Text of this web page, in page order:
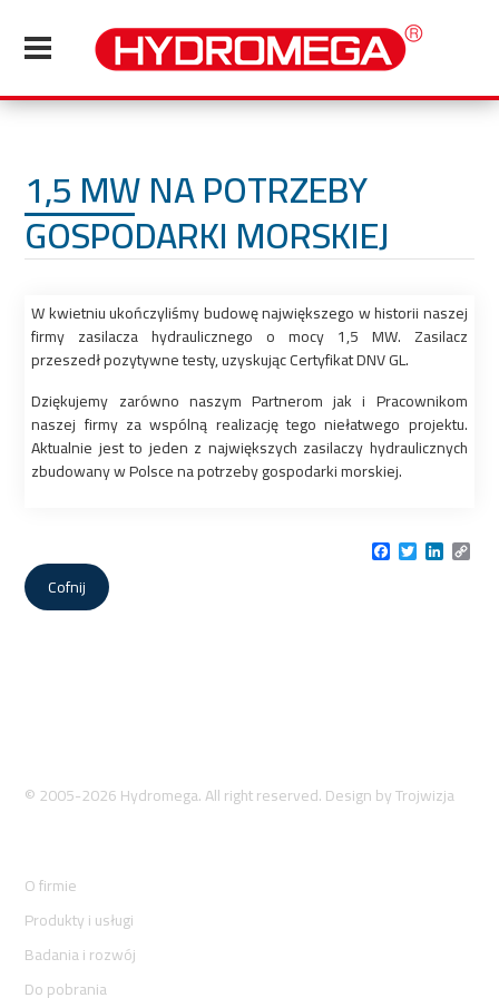
1,5 MW NA POTRZEBY
GOSPODARKI MORSKIEJ
W kwietniu ukończyliśmy budowę największego w historii naszej
firmy zasilacza hydraulicznego o mocy 1,5 MW. Zasilacz
przeszedł pozytywne testy, uzyskując Certyfikat DNV GL.
Dziękujemy zarówno naszym Partnerom jak i Pracownikom
naszej firmy za wspólną realizację tego niełatwego projektu.
Aktualnie jest to jeden z największych zasilaczy hydraulicznych
zbudowany w Polsce na potrzeby gospodarki morskiej.
Facebook
Twitter
Link
Cofnij
© 2005-2026 Hydromega. All right reserved. Design byTrojwizja
O firmie
Produkty i usługi
Badania i rozwój
Do pobrania